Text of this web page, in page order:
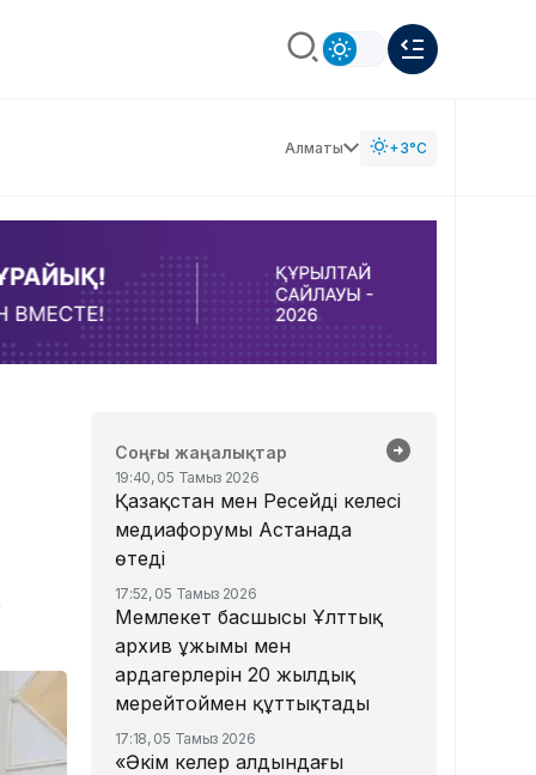
Алматы +3°C
Соңғы жаңалықтар
19:40, 05 Тамыз 2026
Қазақстан мен Ресейдің келесі
медиафорумы Астанада
өтеді
17:52, 05 Тамыз 2026
Мемлекет басшысы Ұлттық
архив ұжымы мен
ардагерлерін 20 жылдық
мерейтоймен құттықтады
17:18, 05 Тамыз 2026
«Әкім келер алдындағы